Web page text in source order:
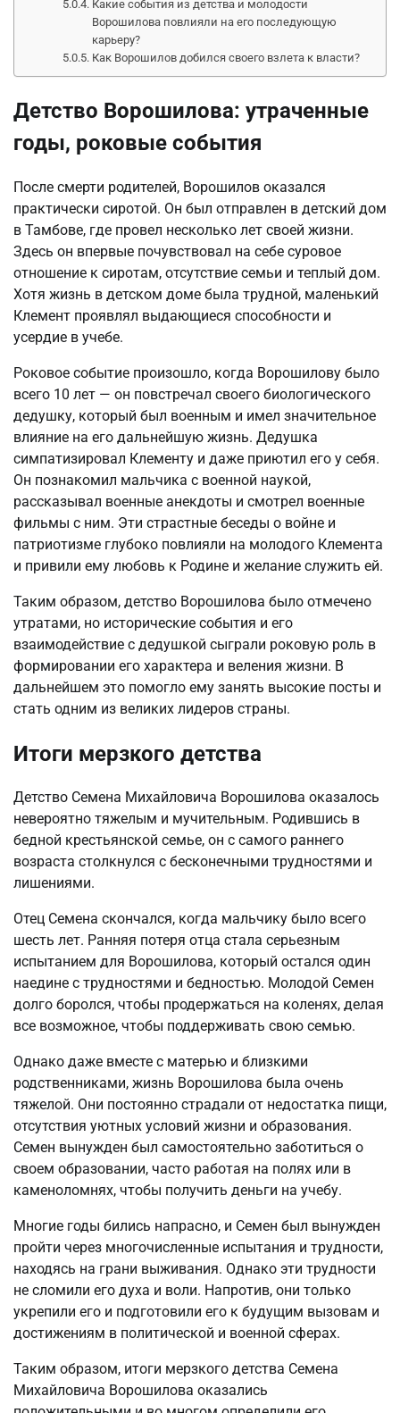
Какие события из детства и молодости
Ворошилова повлияли на его последующую
карьеру?
Как Ворошилов добился своего взлета к власти?
Детство Ворошилова: утраченные
годы, роковые события
После смерти родителей, Ворошилов оказался
практически сиротой. Он был отправлен в детский дом
в Тамбове, где провел несколько лет своей жизни.
Здесь он впервые почувствовал на себе суровое
отношение к сиротам, отсутствие семьи и теплый дом.
Хотя жизнь в детском доме была трудной, маленький
Клемент проявлял выдающиеся способности и
усердие в учебе.
Роковое событие произошло, когда Ворошилову было
всего 10 лет — он повстречал своего биологического
дедушку, который был военным и имел значительное
влияние на его дальнейшую жизнь. Дедушка
симпатизировал Клементу и даже приютил его у себя.
Он познакомил мальчика с военной наукой,
рассказывал военные анекдоты и смотрел военные
фильмы с ним. Эти страстные беседы о войне и
патриотизме глубоко повлияли на молодого Клемента
и привили ему любовь к Родине и желание служить ей.
Таким образом, детство Ворошилова было отмечено
утратами, но исторические события и его
взаимодействие с дедушкой сыграли роковую роль в
формировании его характера и веления жизни. В
дальнейшем это помогло ему занять высокие посты и
стать одним из великих лидеров страны.
Итоги мерзкого детства
Детство Семена Михайловича Ворошилова оказалось
невероятно тяжелым и мучительным. Родившись в
бедной крестьянской семье, он с самого раннего
возраста столкнулся с бесконечными трудностями и
лишениями.
Отец Семена скончался, когда мальчику было всего
шесть лет. Ранняя потеря отца стала серьезным
испытанием для Ворошилова, который остался один
наедине с трудностями и бедностью. Молодой Семен
долго боролся, чтобы продержаться на коленях, делая
все возможное, чтобы поддерживать свою семью.
Однако даже вместе с матерью и близкими
родственниками, жизнь Ворошилова была очень
тяжелой. Они постоянно страдали от недостатка пищи,
отсутствия уютных условий жизни и образования.
Семен вынужден был самостоятельно заботиться о
своем образовании, часто работая на полях или в
каменоломнях, чтобы получить деньги на учебу.
Многие годы бились напрасно, и Семен был вынужден
пройти через многочисленные испытания и трудности,
находясь на грани выживания. Однако эти трудности
не сломили его духа и воли. Напротив, они только
укрепили его и подготовили его к будущим вызовам и
достижениям в политической и военной сферах.
Таким образом, итоги мерзкого детства Семена
Михайловича Ворошилова оказались